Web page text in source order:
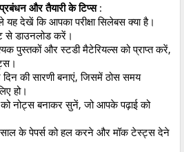
और तैयारी के टिप्स:
देखें कि आपका परीक्षा सिलेबस क्या है।
से डाउनलोड करें।
पुस्तकों और स्टडी मैटेरियल्स को प्राप्त करें,
की सारणी बनाएं, जिसमें ठोस समय
हो।
को नोट्स बनाकर सुनें, जो आपके पढ़ाई को
के पेपर्स को हल करने और मॉक टेस्ट्स देने